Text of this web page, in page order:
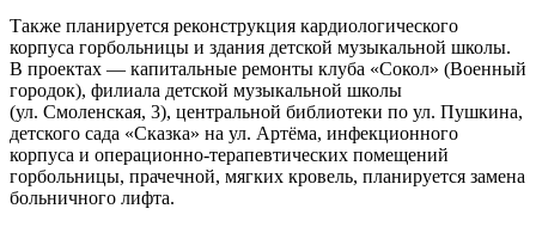
Также планируется реконструкция кардиологического
корпуса горбольницы и здания детской музыкальной школы.
В проектах — капитальные ремонты клуба «Сокол» (Военный
городок), филиала детской музыкальной школы
(ул. Смоленская, 3), центральной библиотеки по ул. Пушкина,
детского сада «Сказка» на ул. Артёма, инфекционного
корпуса и операционно-терапевтических помещений
горбольницы, прачечной, мягких кровель, планируется замена
больничного лифта.